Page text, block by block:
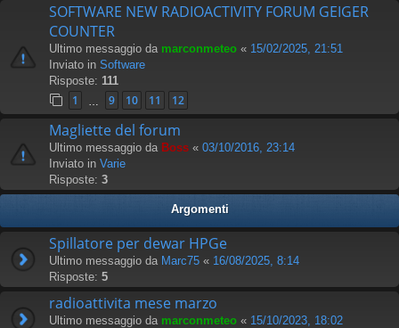
SOFTWARE NEW RADIOACTIVITY FORUM GEIGER
COUNTER
Ultimo messaggio da marconmeteo « 15/02/2025, 21:51
Inviato in Software
Risposte: 111
1 9 10 11 12
Magliette del forum
Ultimo messaggio da Boss « 03/10/2016, 23:14
Inviato in Varie
Risposte: 3
Argomenti
Spillatore per dewar HPGe
Ultimo messaggio da Marc75 « 16/08/2025, 8:14
Risposte: 5
radioattivita mese marzo
Ultimo messaggio da marconmeteo « 15/10/2023, 18:02